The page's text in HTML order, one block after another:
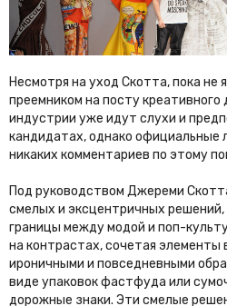
Несмотря на уход Скотта, пока не
преемником на посту креативного
индустрии уже идут слухи и
кандидатах, однако официальные
никаких комментариев по этому
Под руководством Джереми
смелых и эксцентричных
границы между модой и поп-
на контрастах, сочетая элементы
ироничными и повседневными
виде упаковок фастфуда или
дорожные знаки. Эти смелые